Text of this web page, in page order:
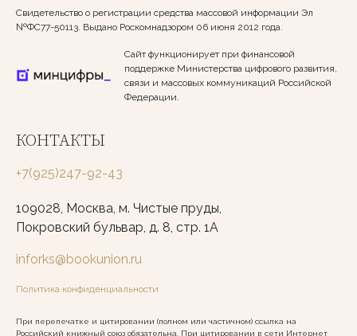
Свидетельство о регистрации средства массовой информации Эл
№ФС77-50113. Выдано Роскомнадзором 06 июня 2012 года.
Сайт функционирует при финансовой
поддержке Министерства цифрового развития,
связи и массовых коммуникаций Российской
Федерации.
КОНТАКТЫ
+7(925)247-92-43
109028, Москва, м. Чистые пруды,
Покровский бульвар, д. 8, стр. 1А
inforks@bookunion.ru
Политика конфиденциальности
При перепечатке и цитировании (полном или частичном) ссылка на
Российский книжный союз обязательна. При цитировании в сети Интернет